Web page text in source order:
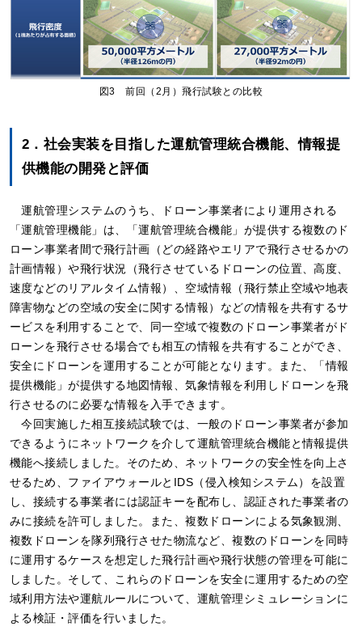
図3 前回（2月）飛行試験との比較
2．社会実装を目指した運航管理統合機能、情報提
供機能の開発と評価
運航管理システムのうち、ドローン事業者により運用される
「運航管理機能」は、「運航管理統合機能」が提供する複数のド
ローン事業者間で飛行計画（どの経路やエリアで飛行させるかの
計画情報）や飛行状況（飛行させているドローンの位置、高度、
速度などのリアルタイム情報）、空域情報（飛行禁止空域や地表
障害物などの空域の安全に関する情報）などの情報を共有するサ
ービスを利用することで、同一空域で複数のドローン事業者がド
ローンを飛行させる場合でも相互の情報を共有することができ、
安全にドローンを運用することが可能となります。また、「情報
提供機能」が提供する地図情報、気象情報を利用しドローンを飛
行させるのに必要な情報を入手できます。
今回実施した相互接続試験では、一般のドローン事業者が参加
できるようにネットワークを介して運航管理統合機能と情報提供
機能へ接続しました。そのため、ネットワークの安全性を向上さ
せるため、ファイアウォールとIDS（侵入検知システム）を設置
し、接続する事業者には認証キーを配布し、認証された事業者の
みに接続を許可しました。また、複数ドローンによる気象観測、
複数ドローンを隊列飛行させた物流など、複数のドローンを同時
に運用するケースを想定した飛行計画や飛行状態の管理を可能に
しました。そして、これらのドローンを安全に運用するための空
域利用方法や運航ルールについて、運航管理シミュレーションに
よる検証・評価を行いました。